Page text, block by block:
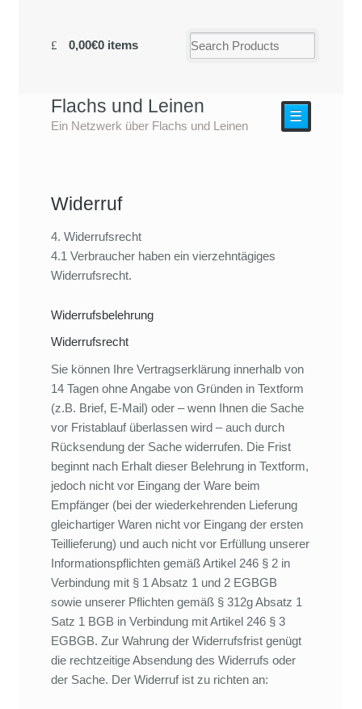
0,00€0 items
Flachs und Leinen
Ein Netzwerk über Flachs und Leinen
☰
Widerruf
4. Widerrufsrecht
4.1 Verbraucher haben ein vierzehntägiges
Widerrufsrecht.
Widerrufsbelehrung
Widerrufsrecht
Sie können Ihre Vertragserklärung innerhalb von
14 Tagen ohne Angabe von Gründen in Textform
(z.B. Brief, E-Mail) oder – wenn Ihnen die Sache
vor Fristablauf überlassen wird – auch durch
Rücksendung der Sache widerrufen. Die Frist
beginnt nach Erhalt dieser Belehrung in Textform,
jedoch nicht vor Eingang der Ware beim
Empfänger (bei der wiederkehrenden Lieferung
gleichartiger Waren nicht vor Eingang der ersten
Teillieferung) und auch nicht vor Erfüllung unserer
Informationspflichten gemäß Artikel 246 § 2 in
Verbindung mit § 1 Absatz 1 und 2 EGBGB
sowie unserer Pflichten gemäß § 312g Absatz 1
Satz 1 BGB in Verbindung mit Artikel 246 § 3
EGBGB. Zur Wahrung der Widerrufsfrist genügt
die rechtzeitige Absendung des Widerrufs oder
der Sache. Der Widerruf ist zu richten an: